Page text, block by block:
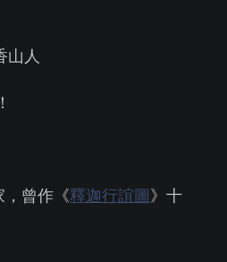
山人
曾作《釋迦行誼圖》十